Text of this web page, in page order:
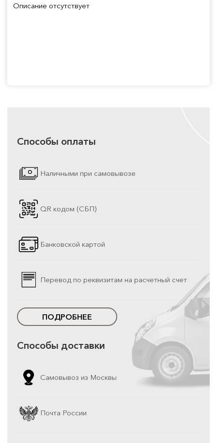
Описание отсутствует
Способы оплаты
Наличными при самовывозе
QR кодом (СБП)
Банковской картой
Перевод по реквизитам на расчетный счет
ПОДРОБНЕЕ
Способы доставки
Самовывоз из Москвы
Почта России